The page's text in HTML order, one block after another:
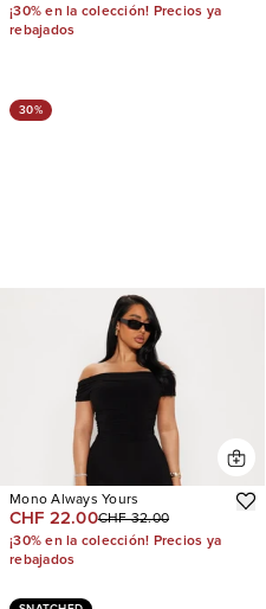
¡30% en la colección! Precios ya
rebajados
30%
Mono Always Yours
CHF 22.00CHF 32.00
¡30% en la colección! Precios ya
rebajados